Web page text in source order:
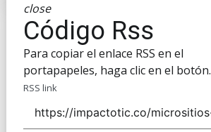
close
Código Rss
Para copiar el enlace RSS en el
portapapeles, haga clic en el botón.
RSS link